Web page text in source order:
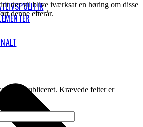
der vil blive iværksat en høring om disse
denne efterår.
blive publiceret. Krævede felter er